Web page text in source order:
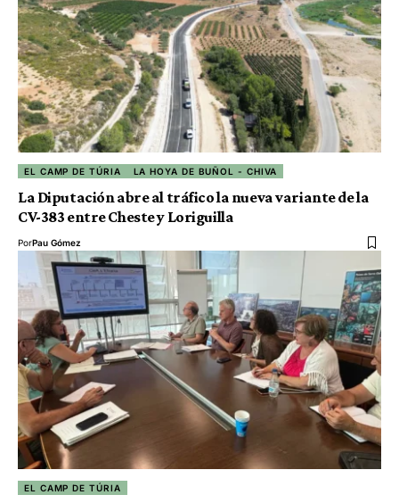
EL CAMP DE TÚRIA LA HOYA DE BUÑOL - CHIVA
La Diputación abre al tráfico la nueva variante de la
CV-383 entre Cheste y Loriguilla
PorPau Gómez
EL CAMP DE TÚRIA